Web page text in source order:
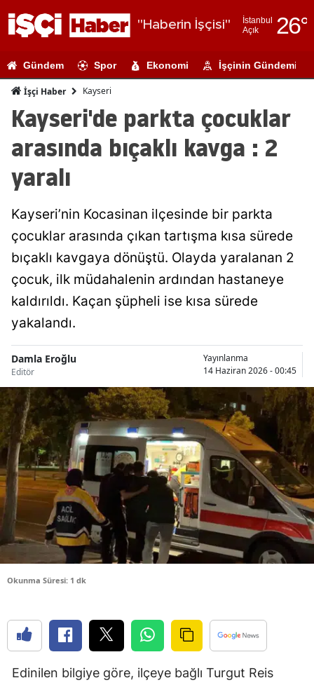
"Haberin İşçisi"
İstanbul
Açık
26°
Adıyaman
Ağrı
Amasya
Antalya
Artvin
Balıkesir
Bitlis
Bolu
Burdur
Bursa
Çanakkale
Çankırı
Çorum
Diyarbakır
Edirne
Elazığ
Gündem Spor Ekonomi İşçinin Gündemi
İşçi Haber Kayseri
Kayseri'de parkta çocuklar
arasında bıçaklı kavga : 2
yaralı
Kayseri’nin Kocasinan ilçesinde bir parkta
çocuklar arasında çıkan tartışma kısa sürede
bıçaklı kavgaya dönüştü. Olayda yaralanan 2
çocuk, ilk müdahalenin ardından hastaneye
kaldırıldı. Kaçan şüpheli ise kısa sürede
yakalandı.
Damla Eroğlu
Editör
Yayınlanma
14 Haziran 2026 - 00:45
Okunma Süresi: 1 dk
Edinilen bilgiye göre, ilçeye bağlı Turgut Reis